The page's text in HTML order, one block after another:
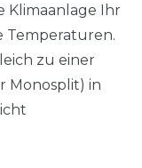
Klimaanlage Ihr
Temperaturen.
zu einer
Monosplit) in